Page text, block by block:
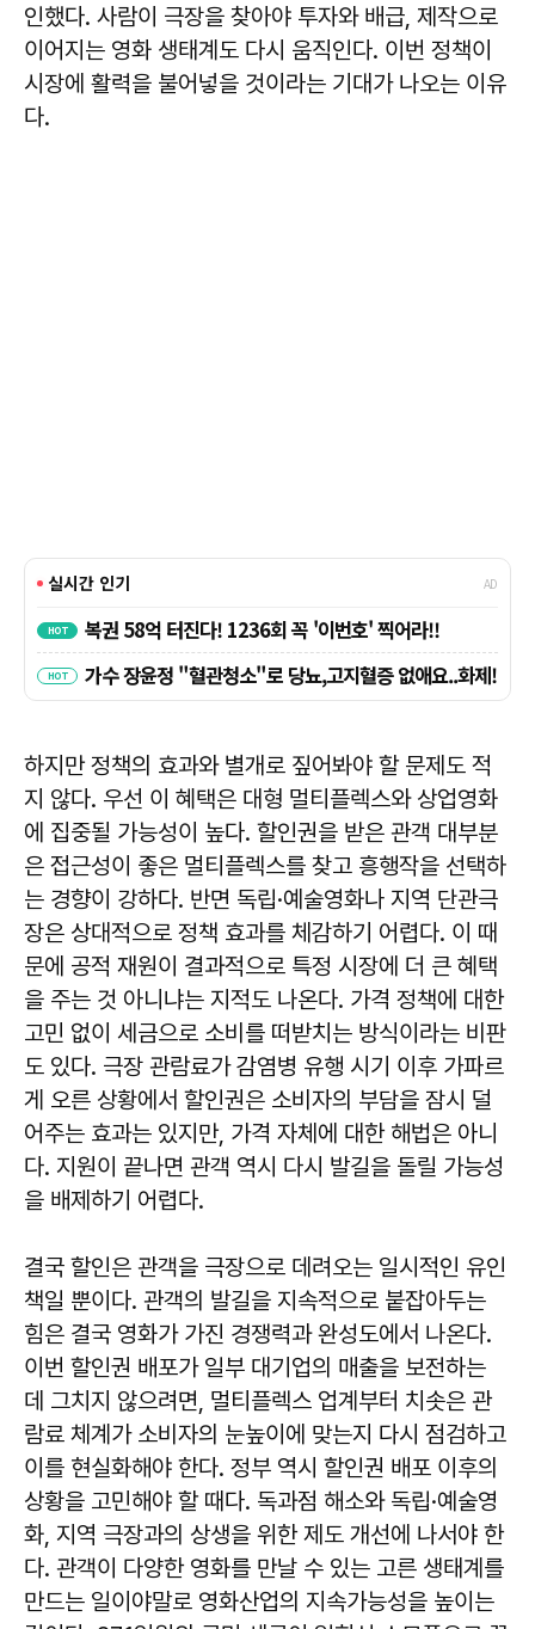
인했다. 사람이 극장을 찾아야 투자와 배급, 제작으로
이어지는 영화 생태계도 다시 움직인다. 이번 정책이
시장에 활력을 불어넣을 것이라는 기대가 나오는 이유
다.
하지만 정책의 효과와 별개로 짚어봐야 할 문제도 적
지 않다. 우선 이 혜택은 대형 멀티플렉스와 상업영화
에 집중될 가능성이 높다. 할인권을 받은 관객 대부분
은 접근성이 좋은 멀티플렉스를 찾고 흥행작을 선택하
는 경향이 강하다. 반면 독립·예술영화나 지역 단관극
장은 상대적으로 정책 효과를 체감하기 어렵다. 이 때
문에 공적 재원이 결과적으로 특정 시장에 더 큰 혜택
을 주는 것 아니냐는 지적도 나온다. 가격 정책에 대한
고민 없이 세금으로 소비를 떠받치는 방식이라는 비판
도 있다. 극장 관람료가 감염병 유행 시기 이후 가파르
게 오른 상황에서 할인권은 소비자의 부담을 잠시 덜
어주는 효과는 있지만, 가격 자체에 대한 해법은 아니
다. 지원이 끝나면 관객 역시 다시 발길을 돌릴 가능성
을 배제하기 어렵다.
결국 할인은 관객을 극장으로 데려오는 일시적인 유인
책일 뿐이다. 관객의 발길을 지속적으로 붙잡아두는
힘은 결국 영화가 가진 경쟁력과 완성도에서 나온다.
이번 할인권 배포가 일부 대기업의 매출을 보전하는
데 그치지 않으려면, 멀티플렉스 업계부터 치솟은 관
람료 체계가 소비자의 눈높이에 맞는지 다시 점검하고
이를 현실화해야 한다. 정부 역시 할인권 배포 이후의
상황을 고민해야 할 때다. 독과점 해소와 독립·예술영
화, 지역 극장과의 상생을 위한 제도 개선에 나서야 한
다. 관객이 다양한 영화를 만날 수 있는 고른 생태계를
만드는 일이야말로 영화산업의 지속가능성을 높이는